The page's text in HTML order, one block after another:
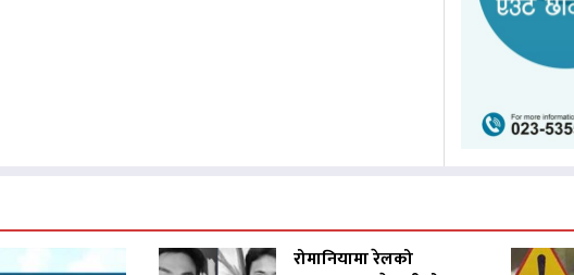
रोमानियामा रेलको